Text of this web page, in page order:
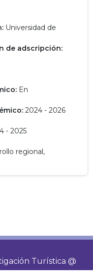
Universidad de
de adscripción:
En
2024 - 2026
- 2025
regional,
Turística @